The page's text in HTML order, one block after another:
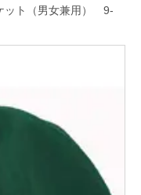
ット（男女兼用） 9-